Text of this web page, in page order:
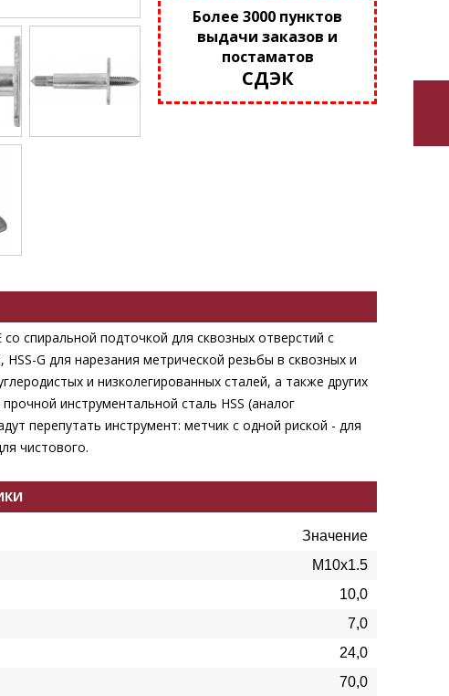
Более 3000 пунктов
выдачи заказов и
постаматов
СДЭК
спиральной подточкой для сквозных отверстий с
G для нарезания метрической резьбы в сквозных и
и низколегированных сталей, а также других
инструментальной сталь HSS (аналог
перепутать инструмент: метчик с одной риской - для
чистового.
Значение
М10х1.5
10,0
7,0
24,0
70,0